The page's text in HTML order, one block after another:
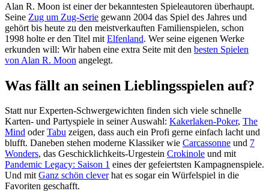
Alan R. Moon ist einer der bekanntesten Spieleautoren überhaupt.
Seine Zug um Zug-Serie gewann 2004 das Spiel des Jahres und
gehört bis heute zu den meistverkauften Familienspielen, schon
1998 holte er den Titel mit Elfenland. Wer seine eigenen Werke
erkunden will: Wir haben eine extra Seite mit den besten Spielen
von Alan R. Moon angelegt.
Was fällt an seinen Lieblingsspielen auf?
Statt nur Experten-Schwergewichten finden sich viele schnelle
Karten- und Partyspiele in seiner Auswahl: Kakerlaken-Poker, The
Mind oderTabu zeigen, dass auch ein Profi gerne einfach lacht und
blufft. Daneben stehen moderne Klassiker wie Carcassonne und 7
Wonders, das Geschicklichkeits-Urgestein Crokinole und mit
Pandemic Legacy: Saison 1 eines der gefeiertsten Kampagnenspiele.
Und mitGanz schön cleverhat es sogar ein Würfelspiel in die
Favoriten geschafft.